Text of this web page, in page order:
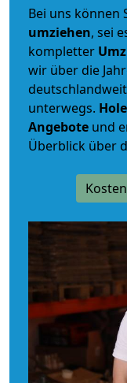
Bei uns können
umziehen, sei
kompletter
wir über die
unterwegs.
Angebote und
Überblick über